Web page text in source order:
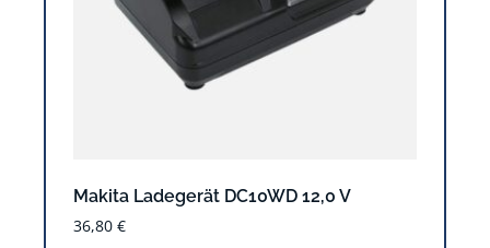
Makita Ladegerät DC10WD 12,0 V
36,80 €